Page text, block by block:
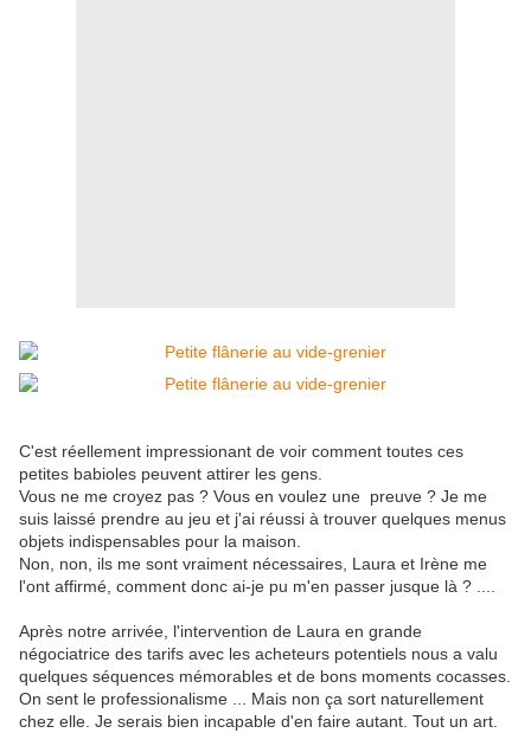
C'est réellement impressionant de voir comment toutes ces
petites babioles peuvent attirer les gens.
Vous ne me croyez pas ? Vous en voulez une preuve ? Je me
suis laissé prendre au jeu et j'ai réussi à trouver quelques menus
objets indispensables pour la maison.
Non, non, ils me sont vraiment nécessaires, Laura et Irène me
l'ont affirmé, comment donc ai-je pu m'en passer jusque là ? ....
Après notre arrivée, l'intervention de Laura en grande
négociatrice des tarifs avec les acheteurs potentiels nous a valu
quelques séquences mémorables et de bons moments cocasses.
On sent le professionalisme ... Mais non ça sort naturellement
chez elle. Je serais bien incapable d'en faire autant. Tout un art.